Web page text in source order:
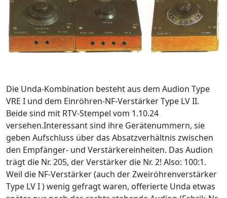
Die Unda-Kombination besteht aus dem Audion Type
VRE I und dem Einröhren-NF-Verstärker Type LV II.
Beide sind mit RTV-Stempel vom 1.10.24
versehen.Interessant sind ihre Gerätenummern, sie
geben Aufschluss über das Absatzverhältnis zwischen
den Empfänger- und Verstärkereinheiten. Das Audion
trägt die Nr. 205, der Verstärker die Nr. 2! Also: 100:1.
Weil die NF-Verstärker (auch der Zweiröhrenverstärker
Type LV I ) wenig gefragt waren, offerierte Unda etwas